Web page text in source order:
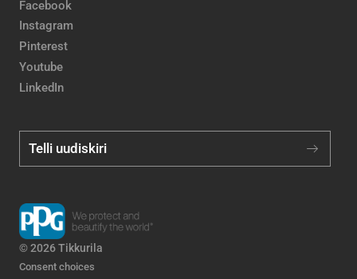
Facebook
Instagram
Pinterest
Youtube
LinkedIn
Telli uudiskiri
© 2026 Tikkurila
Consent choices